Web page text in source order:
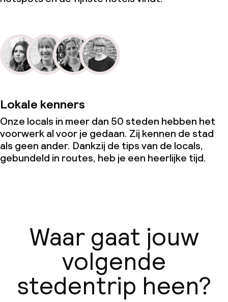
Lokale kenners
Onze locals in meer dan 50 steden hebben het
voorwerk al voor je gedaan. Zij kennen de stad
als geen ander. Dankzij de tips van de locals,
gebundeld in routes, heb je een heerlijke tijd.
Waar gaat jouw
volgende
stedentrip heen?